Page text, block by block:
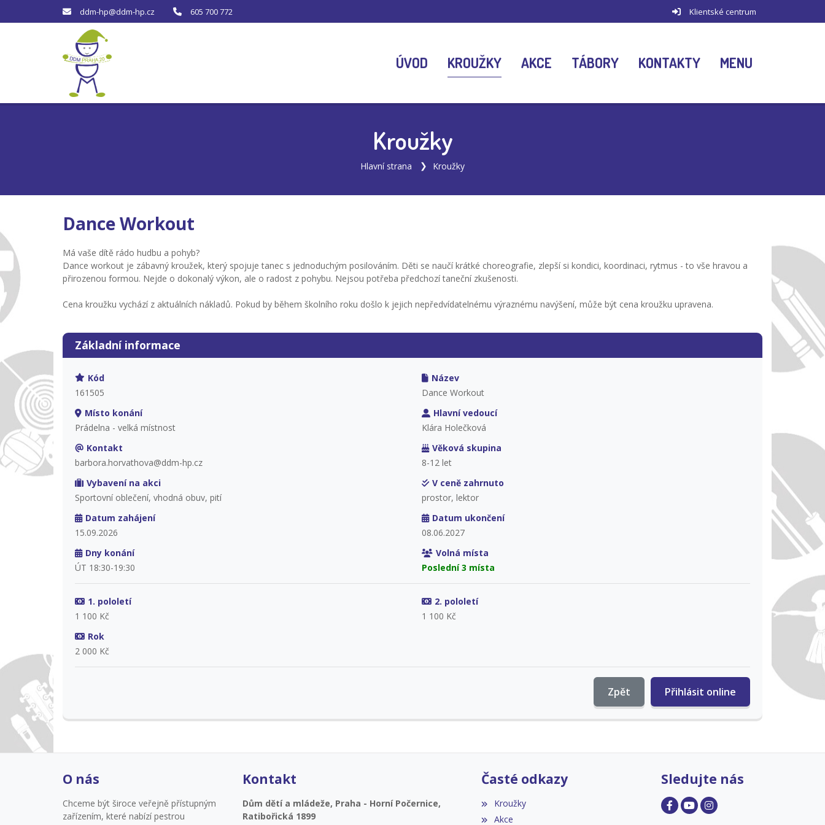
ddm-hp@ddm-hp.cz 605 700 772 Klientské centrum
ÚVOD KROUŽKY AKCE TÁBORY KONTAKTY MENU
Kroužky
Hlavní strana Kroužky
Dance Workout
Má vaše dítě rádo hudbu a pohyb?
Dance workout je zábavný kroužek, který spojuje tanec s jednoduchým posilováním. Děti se naučí krátké choreografie, zlepší si kondici, koordinaci, rytmus - to vše hravou a
přirozenou formou. Nejde o dokonalý výkon, ale o radost z pohybu. Nejsou potřeba předchozí taneční zkušenosti.
Cena kroužku vychází z aktuálních nákladů. Pokud by během školního roku došlo k jejich nepředvídatelnému výraznému navýšení, může být cena kroužku upravena.
Základní informace
Kód
161505
Název
Dance Workout
Místo konání
Prádelna - velká místnost
Hlavní vedoucí
Klára Holečková
Kontakt
barbora.horvathova@ddm-hp.cz
Věková skupina
8-12 let
Vybavení na akci
Sportovní oblečení, vhodná obuv, pití
V ceně zahrnuto
prostor, lektor
Datum zahájení
15.09.2026
Datum ukončení
08.06.2027
Dny konání
ÚT 18:30-19:30
Volná místa
Poslední 3 místa
1. pololetí
1 100 Kč
2. pololetí
1 100 Kč
Rok
2 000 Kč
Přihlásit online
Zpět
O nás
Chceme být široce veřejně přístupným
zařízením, které nabízí pestrou
Kontakt
Dům dětí a mládeže, Praha - Horní Počernice,
Ratibořická 1899
Časté odkazy
Kroužky
Akce
Sledujte nás